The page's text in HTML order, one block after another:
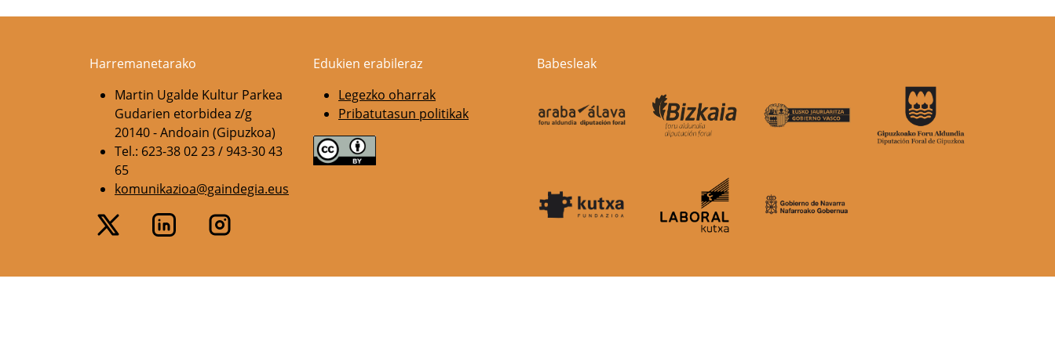
Harremanetarako
Martin Ugalde Kultur Parkea
Gudarien etorbidea z/g
20140 - Andoain (Gipuzkoa)
Tel.: 623-38 02 23 / 943-30 43
65
komunikazioa@gaindegia.eus
Edukien erabileraz
Legezko oharrak
Pribatutasun politikak
Babesleak